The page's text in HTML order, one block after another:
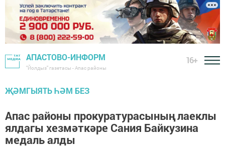
АПАСТОВО-ИНФОРМ
"Йолдыз" газетасы - Апас районы
16+
ҖӘМГЫЯТЬ ҺӘМ БЕЗ
Апас районы прокуратурасының лаеклы
ялдагы хезмәткәре Сания Байкузина
медаль алды